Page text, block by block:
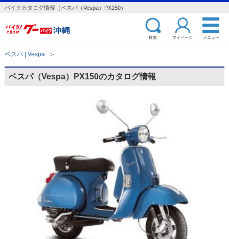
バイクカタログ情報（ベスパ（Vespa）PX150）
検索 マイページ メニュー
ベスパ | Vespa ＞
ベスパ（Vespa）PX150のカタログ情報